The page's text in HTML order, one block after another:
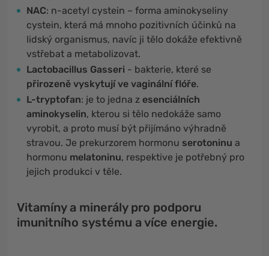
NAC: n-acetyl cystein – forma aminokyseliny
cystein, která má mnoho pozitivních účinků na
lidský organismus, navíc ji tělo dokáže efektivně
vstřebat a metabolizovat.
Lactobacillus Gasseri - bakterie, které se
přirozeně vyskytují ve vaginální flóře.
L-tryptofan: je to jedna z esenciálních
aminokyselin, kterou si tělo nedokáže samo
vyrobit, a proto musí být přijímáno výhradně
stravou. Je prekurzorem hormonu serotoninu a
hormonu melatoninu, respektive je potřebný pro
jejich produkci v těle.
Vitamíny a minerály pro podporu
imunitního systému a více energie.